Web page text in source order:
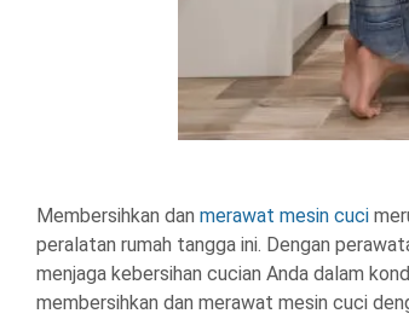
Membersihkan dan merawat mesin cuci
peralatan rumah tangga ini. Dengan
menjaga kebersihan cucian Anda dalam
membersihkan dan merawat mesin cuci